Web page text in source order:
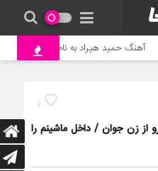
آهنگ حمید هیراد به نام وطن
6
از زن جوان / داخل ماشینم را